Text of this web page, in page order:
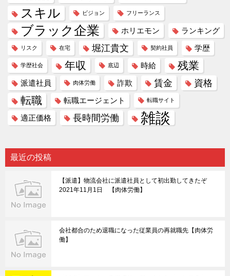
スキル ビジョン フリーランス
ブラック企業 ホリエモン ランキング
リスク 在宅 堀江貴文 契約社員 学歴
学歴社会 年収 底辺 時給 残業
派遣社員 肉体労働 詐欺 賃金 資格
転職 転職エージェント 転職サイト
適正価格 長時間労働 雑談
最近の投稿
【派遣】物流会社に派遣社員として初出勤してきたぞ
2021年11月1日 【肉体労働】
会社都合のため退職になった従業員の再就職先【肉体労
働】